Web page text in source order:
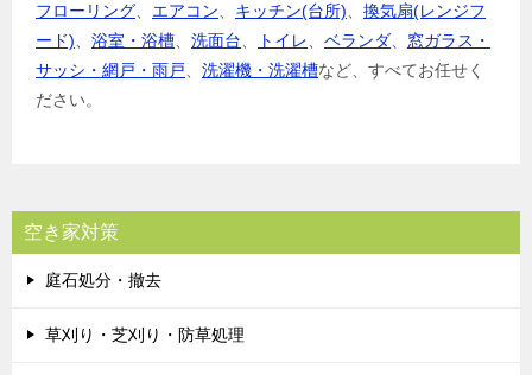
フローリング、 エアコン、 キッチン(台所)、 換気扇(レンジフ
ード)、 浴室・浴槽、 洗面台、 トイレ、 ベランダ、 窓ガラス・
サッシ・網戸・雨戸、 洗濯機・洗濯槽など、すべてお任せく
ださい。
空き家対策
庭石処分・撤去
草刈り・芝刈り・防草処理